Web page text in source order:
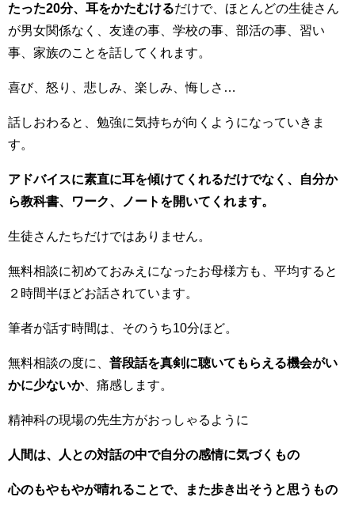
たった20分、耳をかたむけるだけで、ほとんどの生徒さん
が男女関係なく、友達の事、学校の事、部活の事、習い
事、家族のことを話してくれます。
喜び、怒り、悲しみ、楽しみ、悔しさ…
話しおわると、勉強に気持ちが向くようになっていきま
す。
アドバイスに素直に耳を傾けてくれるだけでなく、自分か
ら教科書、ワーク、ノートを開いてくれます。
生徒さんたちだけではありません。
無料相談に初めておみえになったお母様方も、平均すると
２時間半ほどお話されています。
筆者が話す時間は、そのうち10分ほど。
無料相談の度に、 普段話を真剣に聴いてもらえる機会がい
かに少ないか、痛感します。
精神科の現場の先生方がおっしゃるように
人間は、人との対話の中で自分の感情に気づくもの
心のもやもやが晴れることで、また歩き出そうと思うもの